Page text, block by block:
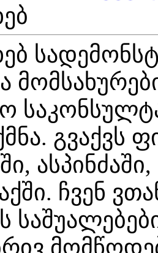
გვაქვს
ჩვენ